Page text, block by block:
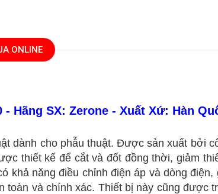
ONLINE
Hãng SX: Zerone - Xuất Xứ: Hàn
dành cho phẫu thuật. Được sản xuất bởi
thiết kế để cắt và đốt đồng thời, giảm
khả năng điều chỉnh điện áp và dòng
toàn và chính xác. Thiết bị này cũng được